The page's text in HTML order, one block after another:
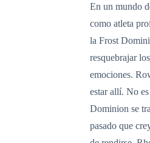
En un mundo
como atleta
la Frost
resquebrajar
emociones.
estar allí. No
Dominion se
pasado que